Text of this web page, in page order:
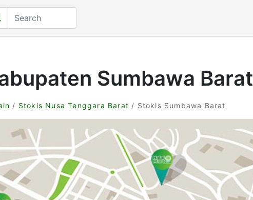
Sumbawa Barat
/ Stokis Nusa Tenggara Barat / Stokis Sumbawa Barat